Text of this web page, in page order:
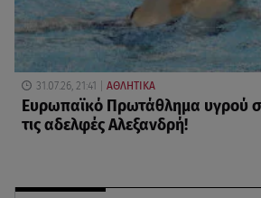
31.07.26, 21:41 ΑΘΛΗΤΙΚΑ
Ευρωπαϊκό Πρωτάθλημα υγρού
τις αδελφές Αλεξανδρή!